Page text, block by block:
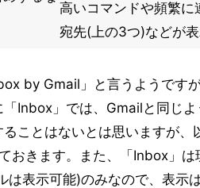
高いコマンドや頻繁に
宛先(上の3つ)などが
by Gmail」と言うようです
Inbox」では、Gmailと同じ
ことはないとは思いますが
おきます。また、「Inbox」
は表示可能)のみなので、表示